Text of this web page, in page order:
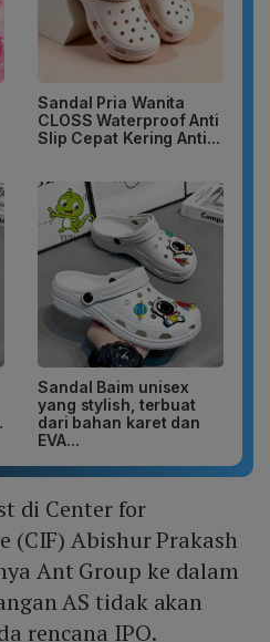
Sandal Pria Wanita
CLOSS Waterproof Anti
Slip Cepat Kering Anti...
Sandal Baim unisex
yang stylish, terbuat
dari bahan karet dan
EVA...
di Center for
(CIF) Abishur Prakash
Ant Group ke dalam
AS tidak akan
rencana IPO.